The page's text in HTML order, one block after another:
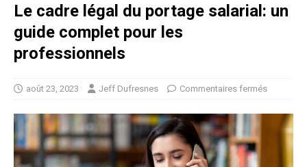
Le cadre légal du portage salarial: un
guide complet pour les
professionnels
août 23, 2023 Jeff Dufresnes Commentaires fermés